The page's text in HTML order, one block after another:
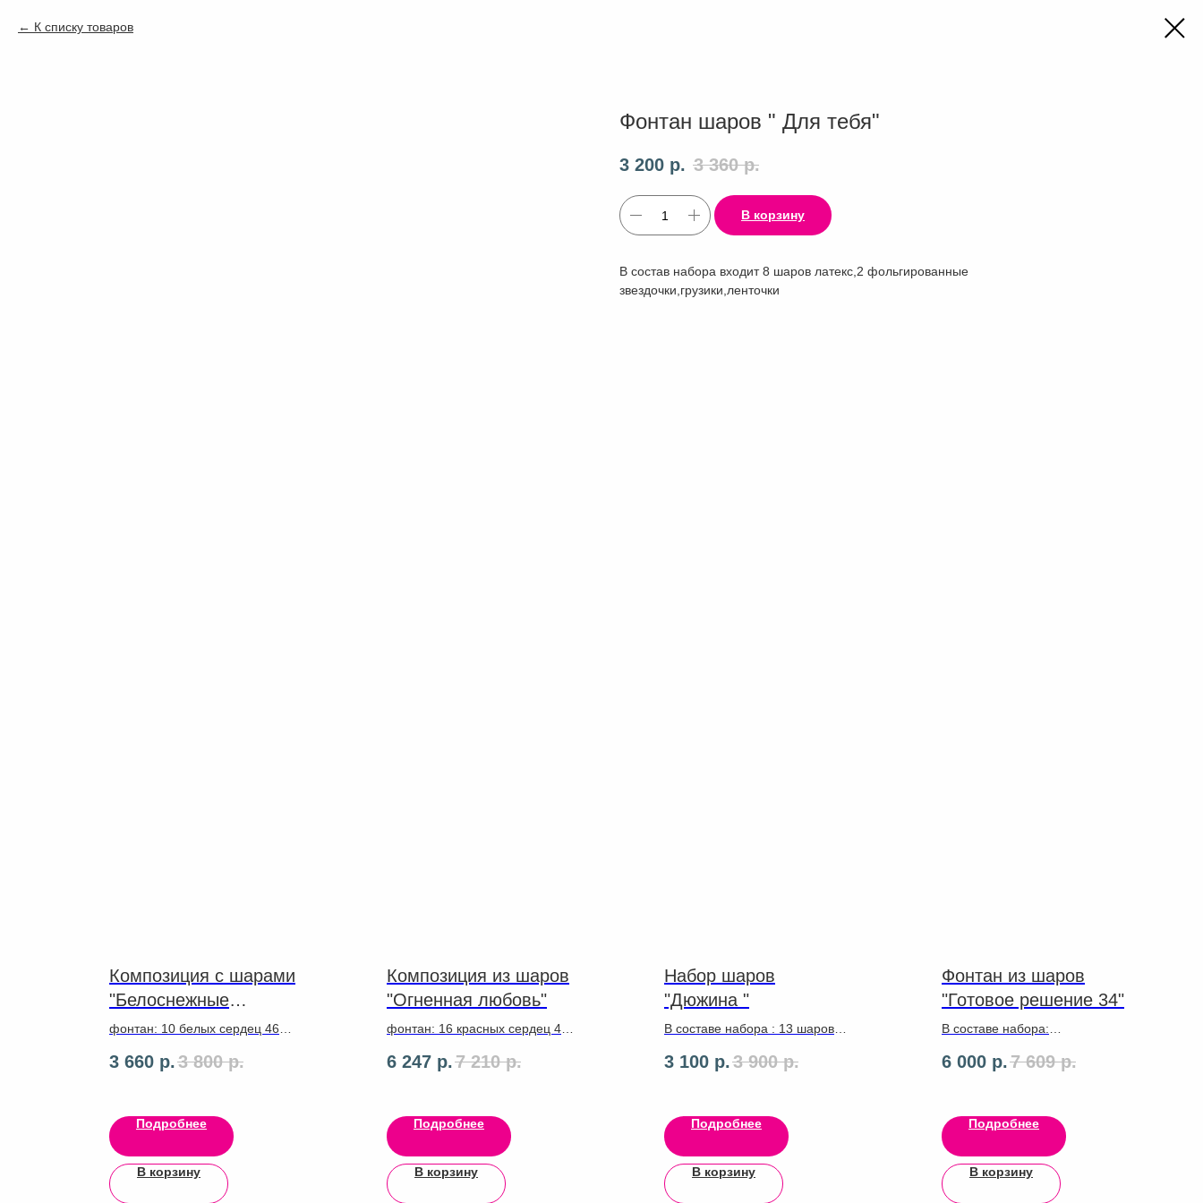
К списку товаров
Фонтан шаров " Для тебя"
3 200 р. 3 360 р.
В корзину
В состав набора входит 8 шаров латекс,2 фольгированные
звездочки,грузики,ленточки
Композиция с шарами
"Белоснежные
сердца"
фонтан: 10 белых сердец 46
3 660 р.3 800 р.
Подробнее
В корзину
Композиция из шаров
"Огненная любовь"
фонтан: 16 красных сердец 46
Черное сердце 46 см с
сердец 30 см с воздухом
6 247 р.7 210 р.
Подробнее
В корзину
Набор шаров
"Дюжина "
В составе набора : 13 шаров
3 100 р.3 900 р.
Подробнее
В корзину
Фонтан из шаров
"Готовое решение 34"
В составе набора:
Набор можно разделить
✔ 4 сердечка фольгированных
✔ 1 Баблс
✔ Ленты ,грузики
✔ Латексные шары 18 штук
6 000 р.7 609 р.
Подробнее
В корзину